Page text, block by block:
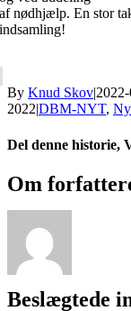
af nødhjælp. En stor
indsamling!
By Knud Skov|
2022|DBM-NYT,
Del denne historie,
Facebook
X
Reddit
LinkedIn
Tumblr
Pinterest
Vk
E-
mail
Om
Beslægtede